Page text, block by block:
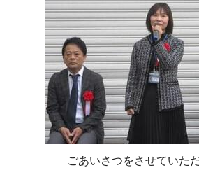
ごあいさつをさせていた